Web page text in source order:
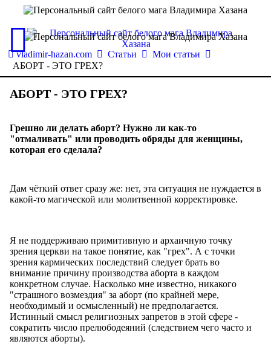
vladimir-hazan.com Статьи
Мои статьи
АБОРТ - ЭТО ГРЕХ?
АБОРТ - ЭТО ГРЕХ?
Грешно ли делать аборт? Нужно ли как-то
"отмаливать" или проводить обряды для женщины,
которая его сделала?
Дам чёткий ответ сразу же: нет, эта ситуация не нуждается в
какой-то магической или молитвенной корректировке.
Я не поддерживаю примитивную и архаичную точку
зрения церкви на такое понятие, как "грех". А с точки
зрения кармических последствий следует брать во
внимание причину производства аборта в каждом
конкретном случае. Насколько мне известно, никакого
"страшного возмездия" за аборт (по крайней мере,
необходимый и осмысленный) не предполагается.
Истинный смысл религиозных запретов в этой сфере -
сократить число прелюбодеяний (следствием чего часто и
являются аборты).